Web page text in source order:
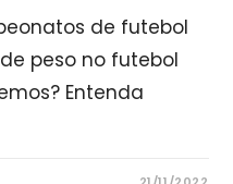
de futebol
peso no futebol
Entenda